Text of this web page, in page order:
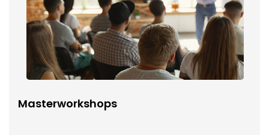
Masterworkshops